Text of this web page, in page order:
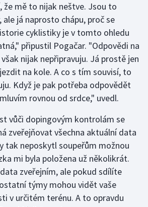
že mě to nijak neštve. Jsou to
já naprosto chápu, proč se
cyklistiky je v tomto ohledu
připustil Pogačar. "Odpovědi na
nijak nepřipravuju. Já prostě jen
na kole. A co s tím souvisí, to
Když je pak potřeba odpovědět
rovnou od srdce," uvedl.
vůči dopingovým kontrolám se
zveřejňovat všechna aktuální data
tak neposkytl soupeřům možnou
mi byla položena už několikrát.
zveřejním, ale pokud sdílíte
týmy mohou vidět vaše
v určitém terénu. A to opravdu